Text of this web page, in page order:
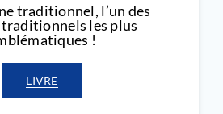
traditionnel, l’un des
les plus
!
LIVRE